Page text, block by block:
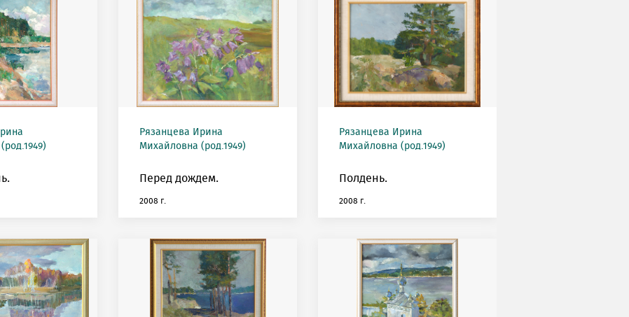
Рязанцева Ирина
Михайловна (род.1949)
Перед дождем.
2008 г.
Рязанцева Ирина
Михайловна (род.1949)
Полдень.
2008 г.